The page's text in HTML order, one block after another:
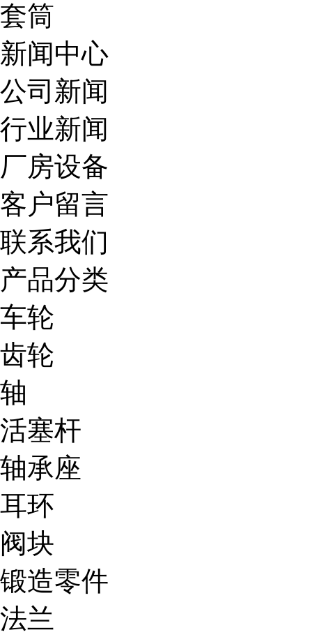
套筒
新闻中心
公司新闻
行业新闻
厂房设备
客户留言
联系我们
产品分类
车轮
齿轮
轴
活塞杆
轴承座
耳环
阀块
锻造零件
法兰